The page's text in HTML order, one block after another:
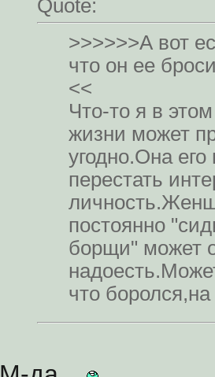
Quote:
>>>>>>А вот
что он ее
<<
Что-то я в
жизни может
угодно.Она
перестать
постоянно
борщи" может
что